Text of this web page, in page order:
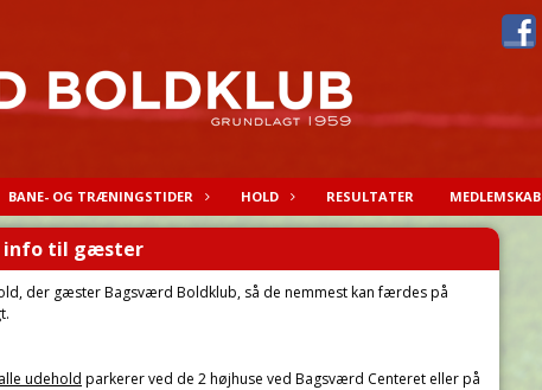
BANE- OG TRÆNINGSTIDER HOLD RESULTATER MEDLEMSKAB
info til gæster
der gæster Bagsværd Boldklub, så de nemmest kan færdes på
alle udehold parkerer ved de 2 højhuse ved Bagsværd Centeret eller på